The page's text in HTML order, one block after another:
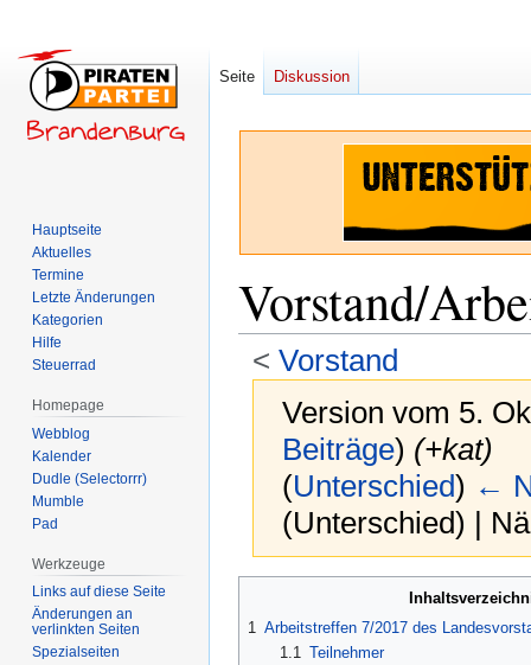
Vorstand/
< Vorstand
Version vom 5.
Beiträge) (+kat)
(Unterschied) ←
(Unterschied) |
1 Arbeitstreffen 7/2017 des
1.1 Teilnehmer
Seite Diskussion
Hauptseite
Aktuelles
Termine
Letzte Änderungen
Kategorien
Hilfe
Steuerrad
Homepage
Webblog
Kalender
Dudle (Selectorrr)
Mumble
Pad
Werkzeuge
Links auf diese Seite
Änderungen an
verlinkten Seiten
Spezialseiten